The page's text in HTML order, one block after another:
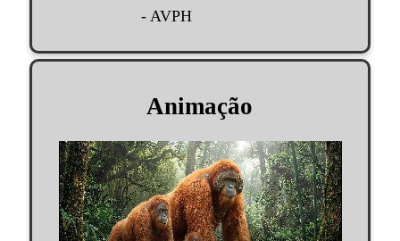
- AVPH
Animação